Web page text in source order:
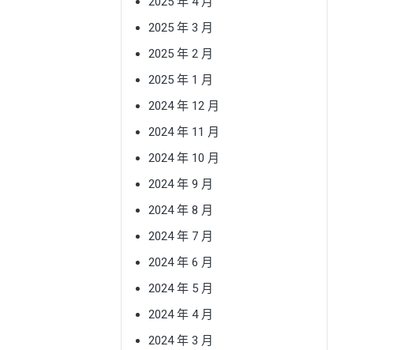
2025 年 3 月
2025 年 2 月
2025 年 1 月
2024 年 12 月
2024 年 11 月
2024 年 10 月
2024 年 9 月
2024 年 8 月
2024 年 7 月
2024 年 6 月
2024 年 5 月
2024 年 4 月
2024 年 3 月